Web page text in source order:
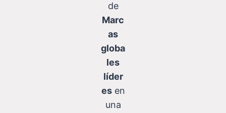
de
Marc
as
globa
les
líder
esen
una